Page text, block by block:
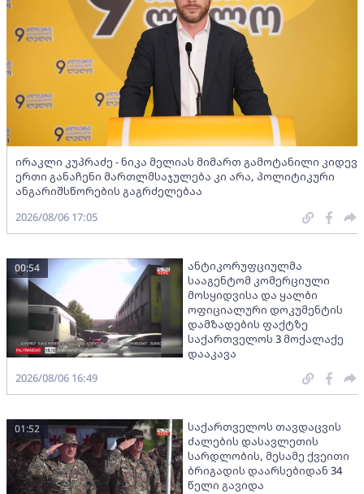
ირაკლი კუპრაძე - ნიკა მელიას მიმართ გამოტანილი კიდევ
ერთი განაჩენი მართლმსაჯულება კი არა, პოლიტიკური
ანგარიშსწორების გაგრძელებაა
2026/08/06 17:05
ანტიკორუფციულმა
სააგენტომ კომერციული
მოსყიდვისა და ყალბი
ოფიციალური დოკუმენტის
დამზადების ფაქტზე
საქართველოს 3 მოქალაქე
დააკავა
00:54
2026/08/06 16:49
საქართველოს თავდაცვის
ძალების დასავლეთის
სარდლობის, მესამე ქვეითი
ბრიგადის დაარსებიდან 34
წელი გავიდა
01:52